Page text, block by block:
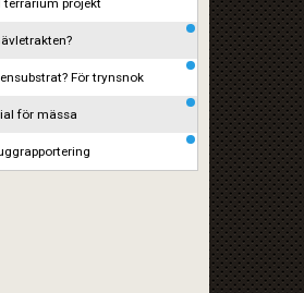
projekt
För trynsnok
för mässa